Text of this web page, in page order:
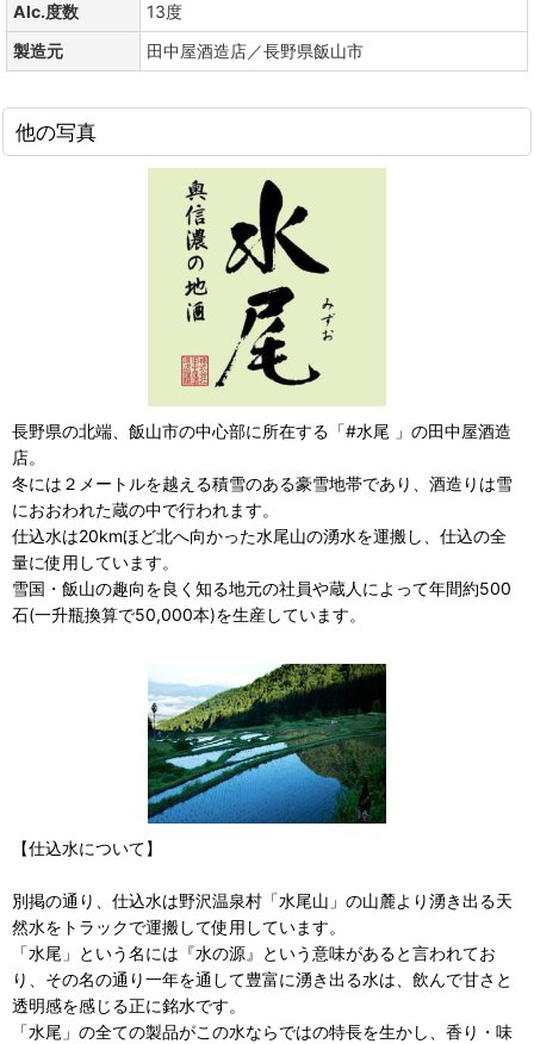
Alc.度数
13度
製造元
田中屋酒造店／長野県飯山市
他の写真
長野県の北端、飯山市の中心部に所在する「#水尾 」の田中屋酒造
店。
冬には２メートルを越える積雪のある豪雪地帯であり、酒造りは雪
におおわれた蔵の中で行われます。
仕込水は20kmほど北へ向かった水尾山の湧水を運搬し、仕込の全
量に使用しています。
雪国・飯山の趣向を良く知る地元の社員や蔵人によって年間約500
石(一升瓶換算で50,000本)を生産しています。
【仕込水について】
別掲の通り、仕込水は野沢温泉村「水尾山」の山麓より湧き出る天
然水をトラックで運搬して使用しています。
「水尾」という名には『水の源』という意味があると言われてお
り、その名の通り一年を通して豊富に湧き出る水は、飲んで甘さと
透明感を感じる正に銘水です。
「水尾」の全ての製品がこの水ならではの特長を生かし、香り・味